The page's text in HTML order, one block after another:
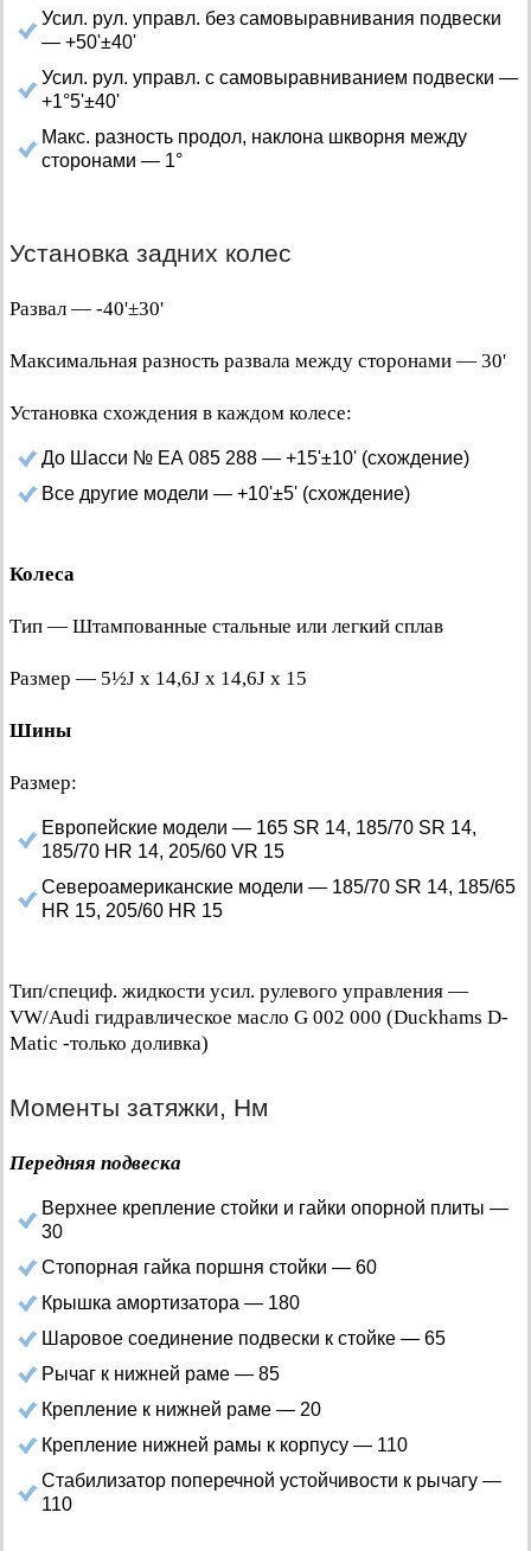
Усил. рул. управл. без самовыравнивания подвески
— +50'±40'
Усил. рул. управл. с самовыравниванием подвески —
+1°5'±40'
Макс. разность продол, наклона шкворня между
сторонами — 1°
Установка задних колес
Развал — -40'±30'
Максимальная разность развала между сторонами — 30'
Установка схождения в каждом колесе:
До Шасси № ЕА 085 288 — +15'±10' (схождение)
Все другие модели — +10'±5' (схождение)
Колеса
Тип — Штампованные стальные или легкий сплав
Размер — 5½J х 14,6J х 14,6J х 15
Шины
Размер:
Европейские модели — 165 SR 14, 185/70 SR 14,
185/70 HR 14, 205/60 VR 15
Североамериканские модели — 185/70 SR 14, 185/65
HR 15, 205/60 HR 15
Тип/специф. жидкости усил. рулевого управления —
VW/Audi гидравлическое масло G 002 000 (Duckhams D-
Matic -только доливка)
Моменты затяжки, Нм
Передняя подвеска
Верхнее крепление стойки и гайки опорной плиты —
30
Стопорная гайка поршня стойки — 60
Крышка амортизатора — 180
Шаровое соединение подвески к стойке — 65
Рычаг к нижней раме — 85
Крепление к нижней раме — 20
Крепление нижней рамы к корпусу — 110
Стабилизатор поперечной устойчивости к рычагу —
110